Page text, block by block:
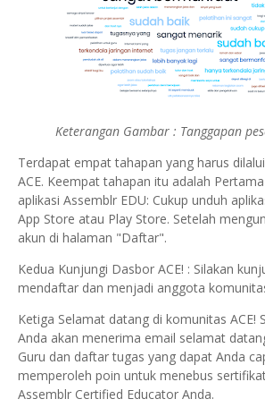
Keterangan Gambar : Tanggapan
Terdapat empat tahapan yang harus
ACE. Keempat tahapan itu adalah
aplikasi Assemblr EDU: Cukup unduh
App Store atau Play Store. Setelah
akun di halaman "Daftar".
Kedua Kunjungi Dasbor ACE! : Silakan
mendaftar dan menjadi anggota
Ketiga Selamat datang di komunitas ACE!
Anda akan menerima email selamat
Guru dan daftar tugas yang dapat Anda
memperoleh poin untuk menebus
Assemblr Certified Educator Anda.